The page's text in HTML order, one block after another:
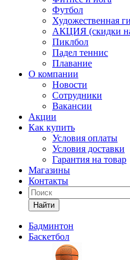
Футбол
Художественная
АКЦИЯ (скидки на
Пиклбол
Падел теннис
Плавание
О компании
Новости
Сотрудники
Вакансии
Акции
Как купить
Условия оплаты
Условия доставки
Гарантия на товар
Магазины
Контакты
Найти
Бадминтон
Баскетбол